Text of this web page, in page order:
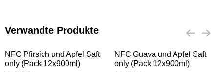
Verwandte Produkte
NFC Pfirsich und Apfel Saft
only (Pack 12x900ml)
NFC Guava und Apfel Saft
only (Pack 12x900ml)